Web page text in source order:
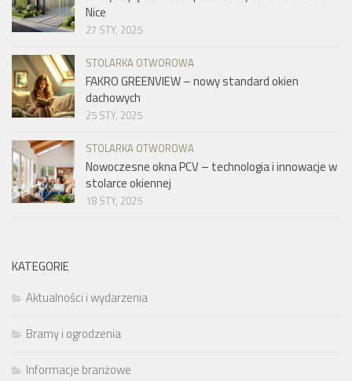
Nice
27 STY, 2025
STOLARKA OTWOROWA
FAKRO GREENVIEW – nowy standard okien
dachowych
25 STY, 2025
STOLARKA OTWOROWA
Nowoczesne okna PCV – technologia i innowacje w
stolarce okiennej
18 STY, 2025
KATEGORIE
Aktualności i wydarzenia
Bramy i ogrodzenia
Informacje branżowe